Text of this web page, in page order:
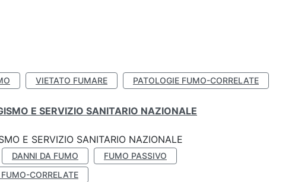
VIETATO FUMARE PATOLOGIE FUMO-CORRELATE
E SERVIZIO SANITARIO NAZIONALE
E SERVIZIO SANITARIO NAZIONALE
DANNI DA FUMO
FUMO PASSIVO
CORRELATE